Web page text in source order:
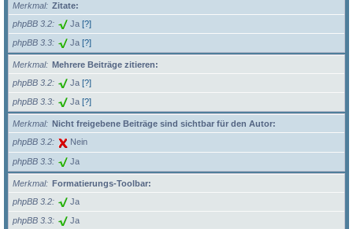
Merkmal
Zitate:
phpBB 3.2
Ja [?]
phpBB 3.3 Ja [?]
Merkmal
Mehrere Beiträge zitieren:
phpBB 3.2
Ja [?]
phpBB 3.3 Ja [?]
Merkmal
Nicht freigebene Beiträge sind sichtbar für den Autor:
phpBB 3.2
Nein
phpBB 3.3 Ja
Merkmal
Formatierungs-Toolbar:
phpBB 3.2
Ja
phpBB 3.3 Ja